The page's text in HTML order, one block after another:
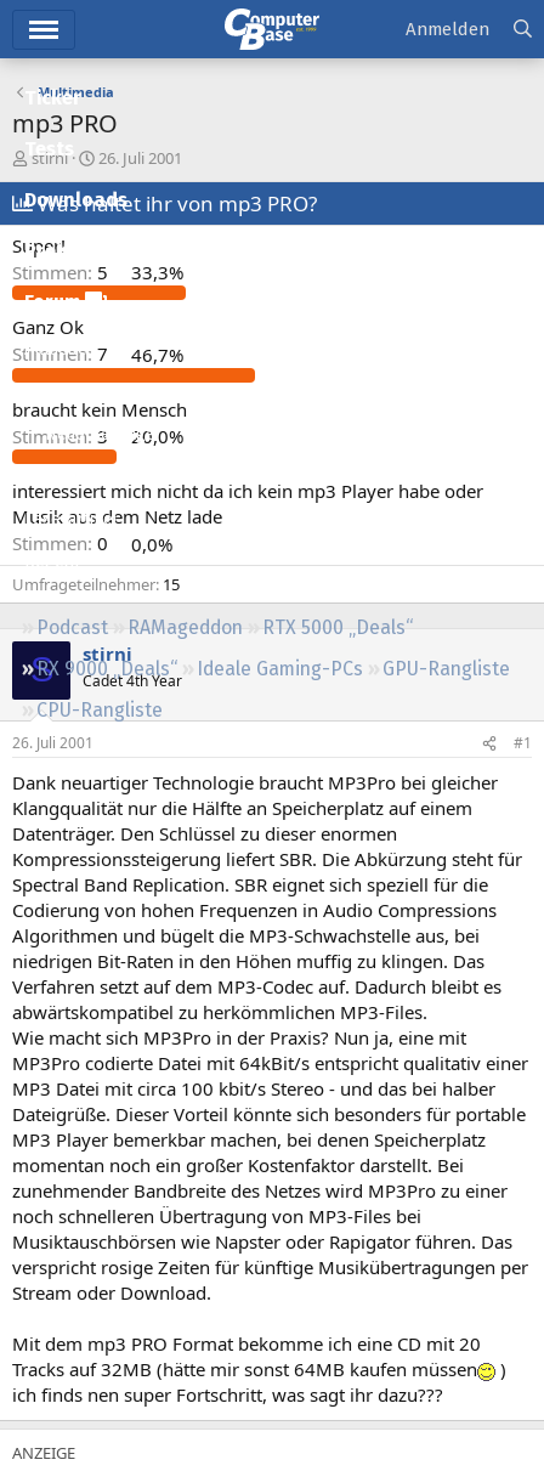
Ticker
Tests
Downloads
Preisvergleich
Forum
Aktuelles
Neue Beiträge
Leserartikel
Regeln
Podcast RAMageddon
RTX 5000 „Deals“
RX 9000 „Deals“
Ideale Gaming-PCs
GPU-Rangliste
CPU-Rangliste
Anmelden
Multimedia
mp3 PRO
E
r
s
t
e
l
l
r
stirni
E
r
s
t
l
l
m
26. Juli 2001
Was haltet ihr von mp3 PRO?
Super!
Stimmen: 5 33,3%
Ganz Ok
Stimmen: 7 46,7%
braucht kein Mensch
Stimmen: 3 20,0%
interessiert mich nicht da ich kein mp3 Player habe oder
Musik aus dem Netz lade
Stimmen: 0 0,0%
Umfrageteilnehmer 15
S stirni
Cadet 4th Year
26. Juli 2001 #1
Dank neuartiger Technologie braucht MP3Pro bei gleicher
Klangqualität nur die Hälfte an Speicherplatz auf einem
Datenträger. Den Schlüssel zu dieser enormen
Kompressionssteigerung liefert SBR. Die Abkürzung steht für
Spectral Band Replication. SBR eignet sich speziell für die
Codierung von hohen Frequenzen in Audio Compressions
Algorithmen und bügelt die MP3-Schwachstelle aus, bei
niedrigen Bit-Raten in den Höhen muffig zu klingen. Das
Verfahren setzt auf dem MP3-Codec auf. Dadurch bleibt es
abwärtskompatibel zu herkömmlichen MP3-Files.
Wie macht sich MP3Pro in der Praxis? Nun ja, eine mit
MP3Pro codierte Datei mit 64kBit/s entspricht qualitativ einer
MP3 Datei mit circa 100 kbit/s Stereo - und das bei halber
Dateigrüße. Dieser Vorteil könnte sich besonders für portable
MP3 Player bemerkbar machen, bei denen Speicherplatz
momentan noch ein großer Kostenfaktor darstellt. Bei
zunehmender Bandbreite des Netzes wird MP3Pro zu einer
noch schnelleren Übertragung von MP3-Files bei
Musiktauschbörsen wie Napster oder Rapigator führen. Das
verspricht rosige Zeiten für künftige Musikübertragungen per
Stream oder Download.
Mit dem mp3 PRO Format bekomme ich eine CD mit 20
Tracks auf 32MB (hätte mir sonst 64MB kaufen müssen
)
ich finds nen super Fortschritt, was sagt ihr dazu???